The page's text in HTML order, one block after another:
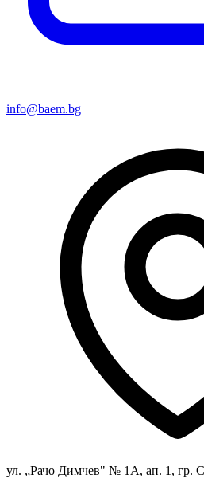
info@baem.bg
ул. „Рачо Димчев" № 1А, ап. 1, гр.